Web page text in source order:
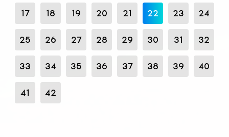
17 18 19 20 21 22 23 24
25 26 27 28 29 30 31 32
33 34 35 36 37 38 39 40
41 42